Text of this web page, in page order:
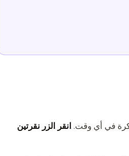
انقر الزر نقرتين